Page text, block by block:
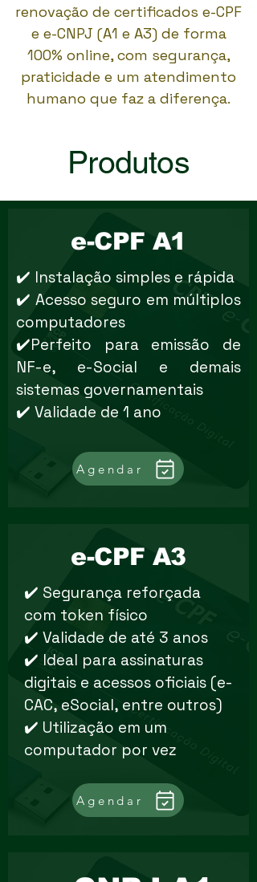
renovação de certificados e-CPF
e e-CNPJ (A1 e A3) de forma
100% online, com segurança,
praticidade e um atendimento
humano que faz a diferença.
Produtos
e-CPF A1
✔️ Instalação simples e rápida
✔️ Acesso seguro em múltiplos
computadores
✔️Perfeito para emissão de
NF-e, e-Social e demais
sistemas governamentais
✔️ Validade de 1 ano
Agendar
e-CPF A3
✔️ Segurança reforçada
com token físico
✔️ Validade de até 3 anos
✔️ Ideal para assinaturas
digitais e acessos oficiais (e-
CAC, eSocial, entre outros)
✔️ Utilização em um
computador por vez
Agendar